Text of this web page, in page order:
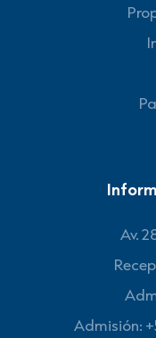
Av.
Admisión: